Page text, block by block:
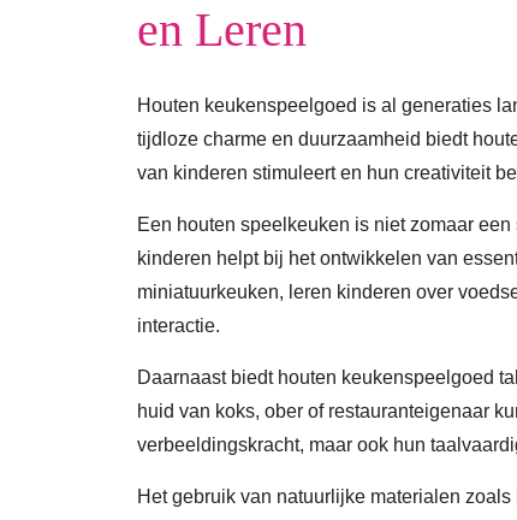
en Leren
Houten keukenspeelgoed is al generaties
tijdloze charme en duurzaamheid biedt
van kinderen stimuleert en hun creativiteit
Een houten speelkeuken is niet zomaar
kinderen helpt bij het ontwikkelen van
miniatuurkeuken, leren kinderen over
interactie.
Daarnaast biedt houten keukenspeelgoed
huid van koks, ober of restauranteigenaar
verbeeldingskracht, maar ook hun
Het gebruik van natuurlijke materialen